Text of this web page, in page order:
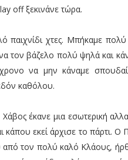
off ξεκινάνε τώρα.
χτες. Μπήκαμε πολύ
τον βάζελο πολύ ψηλά και
να μην κάναμε
καθόλου.
έκανε μια εσωτερική
κάπου εκεί άρχισε το πάρτι.
από τον πολύ καλό Κλάους,